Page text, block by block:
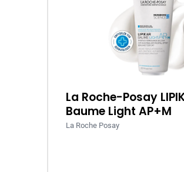
La Roche-Posay
Baume Light AP+M
La Roche Posay